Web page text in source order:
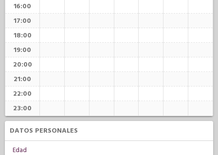
16:00
17:00
18:00
19:00
20:00
21:00
22:00
23:00
DATOS PERSONALES
Edad